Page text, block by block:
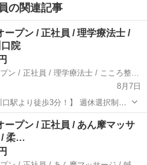
の関連記事
ープン / 正社員 / 理学療法士 /
院
2025年03月オープン / 正社員 / 理学療法士 / こころ整体川口院
8月7日
口駅より徒歩3分！】 週休選択制！
用意してます！ 一緒に職場を作り
職員を募集します！ こころ整
ープン / 正社員 / あん摩マッサ
/ 柔…